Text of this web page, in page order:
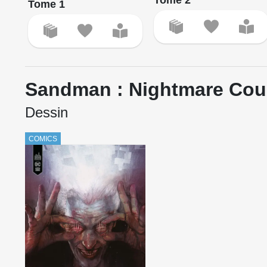
Tome 1
Sandman : Nightmare
Dessin
COMICS